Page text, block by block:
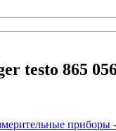
testo 865
приборы -